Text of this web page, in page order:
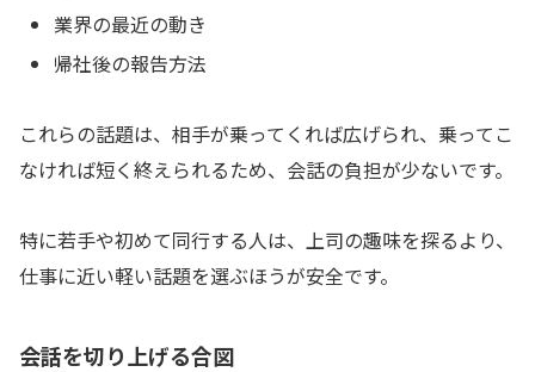
業界の最近の動き
帰社後の報告方法
これらの話題は、相手が乗ってくれば広げられ、乗ってこ
なければ短く終えられるため、会話の負担が少ないです。
特に若手や初めて同行する人は、上司の趣味を探るより、
仕事に近い軽い話題を選ぶほうが安全です。
会話を切り上げる合図